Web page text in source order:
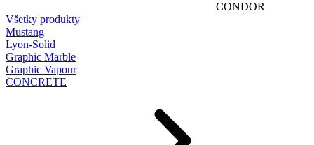
CONDOR
Všetky produkty
Mustang
Lyon-Solid
Graphic Marble
Graphic Vapour
CONCRETE